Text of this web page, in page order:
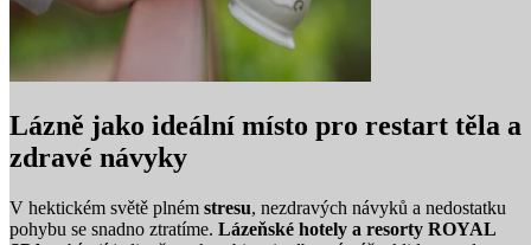
Lázně jako ideální místo pro restart těla a
zdravé návyky
V hektickém světě plném stresu, nezdravých návyků a nedostatku
pohybu se snadno ztratíme. Lázeňské hotely a resorty ROYAL